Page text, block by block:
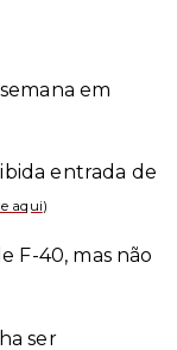
em
entrada de
aqui)
F-40, mas não
ser